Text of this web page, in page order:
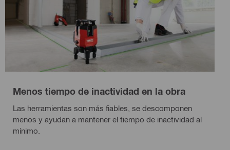
Menos tiempo de inactividad en la obra
Las herramientas son más fiables, se descomponen
menos y ayudan a mantener el tiempo de inactividad al
mínimo.